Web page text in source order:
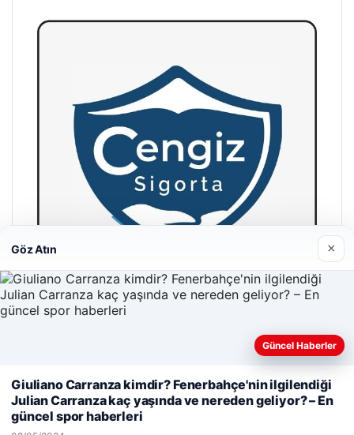
deneyiminizi kişiselleştirmek ve geliştirmek amacıyla çerezler
kullanıyoruz.Çerez Politikamız
Reddet
Göz Atın ×
Güncel Haberler
Giuliano Carranza kimdir? Fenerbahçe'nin ilgilendiği
Julian Carranza kaç yaşında ve nereden geliyor? – En
güncel spor haberleri